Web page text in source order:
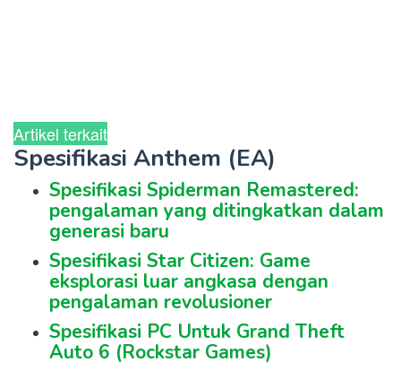
Artikel terkait
Spesifikasi Anthem (EA)
Spesifikasi Spiderman Remastered:
pengalaman yang ditingkatkan dalam
generasi baru
Spesifikasi Star Citizen: Game
eksplorasi luar angkasa dengan
pengalaman revolusioner
Spesifikasi PC Untuk Grand Theft
Auto 6 (Rockstar Games)